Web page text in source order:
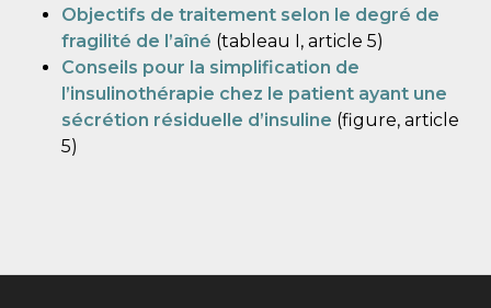
Objectifs de traitement selon le degré de
fragilité de l’aîné (tableau I, article 5)
Conseils pour la simplification de
l’insulinothérapie chez le patient ayant une
sécrétion résiduelle d’insuline (figure, article
5)